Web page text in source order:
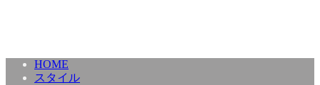
HOME
スタイル